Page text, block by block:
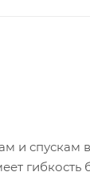
и